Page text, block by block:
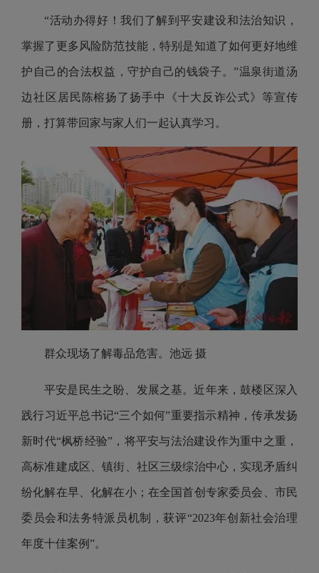
“活动办得好！我们了解到平安建设和法治知识，
掌握了更多风险防范技能，特别是知道了如何更好地维
护自己的合法权益，守护自己的钱袋子。”温泉街道汤
边社区居民陈榕扬了扬手中《十大反诈公式》等宣传
册，打算带回家与家人们一起认真学习。
群众现场了解毒品危害。池远 摄
平安是民生之盼、发展之基。近年来，鼓楼区深入
践行习近平总书记“三个如何”重要指示精神，传承发扬
新时代“枫桥经验”，将平安与法治建设作为重中之重，
高标准建成区、镇街、社区三级综治中心，实现矛盾纠
纷化解在早、化解在小；在全国首创专家委员会、市民
委员会和法务特派员机制，获评“2023年创新社会治理
年度十佳案例”。